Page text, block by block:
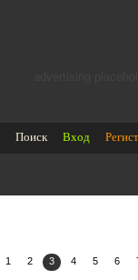
Поиск Вход
1 2 3 4 5 6